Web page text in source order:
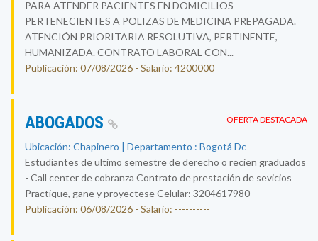
PARA ATENDER PACIENTES EN DOMICILIOS
PERTENECIENTES A POLIZAS DE MEDICINA PREPAGADA.
ATENCIÓN PRIORITARIA RESOLUTIVA, PERTINENTE,
HUMANIZADA. CONTRATO LABORAL CON...
Publicación: 07/08/2026 - Salario: 4200000
OFERTA DESTACADA
ABOGADOS
Ubicación: Chapinero | Departamento : Bogotá Dc
Estudiantes de ultimo semestre de derecho o recien graduados
- Call center de cobranza Contrato de prestación de sevicios
Practique, gane y proyectese Celular: 3204617980
Publicación: 06/08/2026 - Salario: ----------